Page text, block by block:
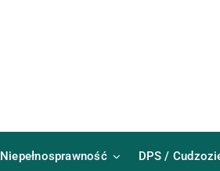
Niepełnosprawność DPS /